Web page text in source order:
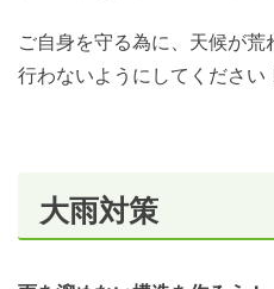
ご自身を守る為に、天候が
行わないようにしてください
大雨対策